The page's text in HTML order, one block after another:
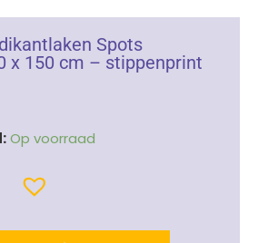
Spots
x 150 cm – stippenprint
Op voorraad